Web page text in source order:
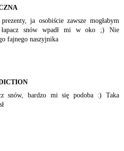
ja osobiście zawsze mogłabym
łapacz snów wpadł mi w oko ;) Nie
fajnego naszyjnika
snów, bardzo mi się podoba :) Taka